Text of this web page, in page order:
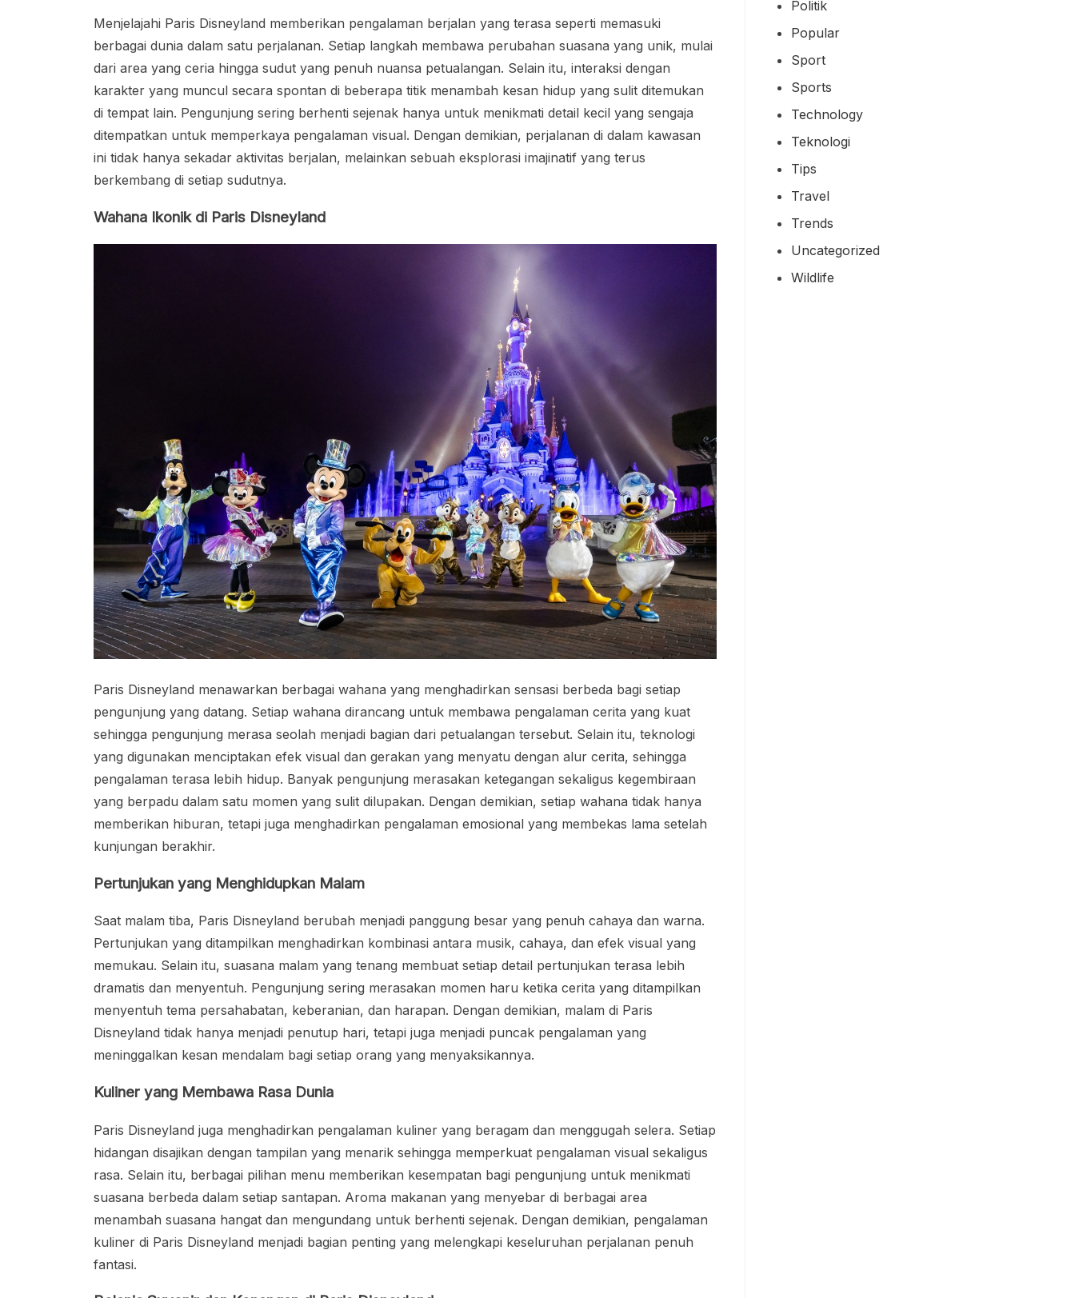
Menjelajahi Paris Disneyland memberikan pengalaman berjalan yang terasa seperti memasuki
berbagai dunia dalam satu perjalanan. Setiap langkah membawa perubahan suasana yang unik, mulai
dari area yang ceria hingga sudut yang penuh nuansa petualangan. Selain itu, interaksi dengan
karakter yang muncul secara spontan di beberapa titik menambah kesan hidup yang sulit ditemukan
di tempat lain. Pengunjung sering berhenti sejenak hanya untuk menikmati detail kecil yang sengaja
ditempatkan untuk memperkaya pengalaman visual. Dengan demikian, perjalanan di dalam kawasan
ini tidak hanya sekadar aktivitas berjalan, melainkan sebuah eksplorasi imajinatif yang terus
berkembang di setiap sudutnya.
Wahana Ikonik di Paris Disneyland
Paris Disneyland menawarkan berbagai wahana yang menghadirkan sensasi berbeda bagi setiap
pengunjung yang datang. Setiap wahana dirancang untuk membawa pengalaman cerita yang kuat
sehingga pengunjung merasa seolah menjadi bagian dari petualangan tersebut. Selain itu, teknologi
yang digunakan menciptakan efek visual dan gerakan yang menyatu dengan alur cerita, sehingga
pengalaman terasa lebih hidup. Banyak pengunjung merasakan ketegangan sekaligus kegembiraan
yang berpadu dalam satu momen yang sulit dilupakan. Dengan demikian, setiap wahana tidak hanya
memberikan hiburan, tetapi juga menghadirkan pengalaman emosional yang membekas lama setelah
kunjungan berakhir.
Pertunjukan yang Menghidupkan Malam
Saat malam tiba, Paris Disneyland berubah menjadi panggung besar yang penuh cahaya dan warna.
Pertunjukan yang ditampilkan menghadirkan kombinasi antara musik, cahaya, dan efek visual yang
memukau. Selain itu, suasana malam yang tenang membuat setiap detail pertunjukan terasa lebih
dramatis dan menyentuh. Pengunjung sering merasakan momen haru ketika cerita yang ditampilkan
menyentuh tema persahabatan, keberanian, dan harapan. Dengan demikian, malam di Paris
Disneyland tidak hanya menjadi penutup hari, tetapi juga menjadi puncak pengalaman yang
meninggalkan kesan mendalam bagi setiap orang yang menyaksikannya.
Kuliner yang Membawa Rasa Dunia
Paris Disneyland juga menghadirkan pengalaman kuliner yang beragam dan menggugah selera. Setiap
hidangan disajikan dengan tampilan yang menarik sehingga memperkuat pengalaman visual sekaligus
rasa. Selain itu, berbagai pilihan menu memberikan kesempatan bagi pengunjung untuk menikmati
suasana berbeda dalam setiap santapan. Aroma makanan yang menyebar di berbagai area
menambah suasana hangat dan mengundang untuk berhenti sejenak. Dengan demikian, pengalaman
kuliner di Paris Disneyland menjadi bagian penting yang melengkapi keseluruhan perjalanan penuh
fantasi.
Politik
Popular
Sport
Sports
Technology
Teknologi
Tips
Travel
Trends
Uncategorized
Wildlife